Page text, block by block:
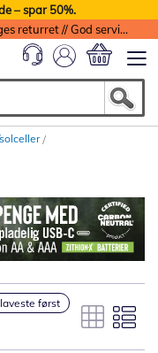
– spar 50%.
Billig fragt // Levering 1-2 dage // 60 dages returret // God service med garanti
først